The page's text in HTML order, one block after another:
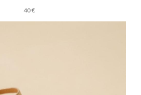
40 €